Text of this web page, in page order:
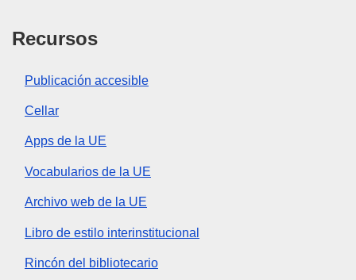
Recursos
Publicación accesible
Cellar
Apps de la UE
Vocabularios de la UE
Archivo web de la UE
Libro de estilo interinstitucional
Rincón del bibliotecario